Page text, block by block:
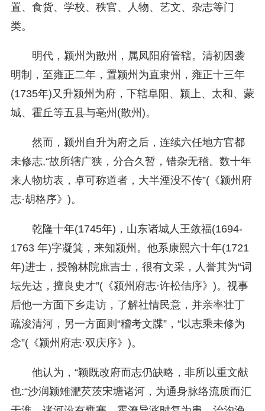
置、食货、学校、秩官、人物、艺文、杂志等门
类。
明代，颍州为散州，属凤阳府管辖。清初因袭
明制，至雍正二年，置颍州为直隶州，雍正十三年
(1735年)又升颍州为府，下辖阜阳、颍上、太和、蒙
城、霍丘等五县与亳州(散州)。
然而，颍州自升为府之后，连续六任地方官都
未修志,“故所辖广狭，分合久暂，错杂无稽。数十年
来人物坊表，卓可称道者，大半湮没不传”(《颍州府
志·胡格序》)。
乾隆十年(1745年)，山东诸城人王敛福(1694-
1763 年)字凝箕，来知颍州。他系康熙六十年(1721
年)进士，授翰林院庶吉士，很有文采，人誉其为“词
坛先达，擅良史才”(《颍州府志·许松佶序》)。视事
后他一方面下乡走访，了解社情民意，并亲率壮丁
疏浚清河，另一方面则“稽考文牒”，“以志乘未修为
念”(《颍州府志·双庆序》)。
他认为，“颖既改府而志仍缺略，非所以重文献
也:“沙润颍雉淝芡茨宋塘诸河，为通身脉络流质而汇